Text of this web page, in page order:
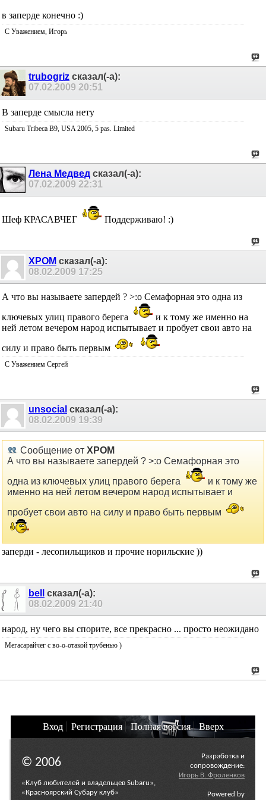
в заперде конечно :)
С Уважением, Игорь
trubogriz сказал(-а):
07.02.2009 20:51
В заперде смысла нету
Subaru Tribeca B9, USA 2005, 5 pas. Limited
Лена Медвед сказал(-а):
07.02.2009 22:31
Шеф КРАСАВЧЕГ Поддерживаю! :)
ХРОМ сказал(-а):
08.02.2009 17:25
А что вы называете запердей ? >:o Семафорная это одна из
ключевых улиц правого берега
и к тому же именно на
ней летом вечером народ испытывает и пробует свои авто на
силу и право быть первым
С Уважением Сергей
unsocial сказал(-а):
08.02.2009 19:39
Сообщение от ХРОМ
А что вы называете запердей ? >:o Семафорная это
одна из ключевых улиц правого берега
и к тому же
именно на ней летом вечером народ испытывает и
пробует свои авто на силу и право быть первым
заперди - лесопильщиков и прочие норильские ))
bell
сказал(-а):
08.02.2009 21:40
народ, ну чего вы спорите, все прекрасно ... просто неожидано
Мегасарайчег с во-о-отакой трубенью )
Вход Регистрация Полная версия Вверх
© 2006
«Клуб любителей и владельцев Subaru»,
«Красноярский Субару клуб»
Разработка и
сопровождение:
Игорь В. Фроленков
Powered by